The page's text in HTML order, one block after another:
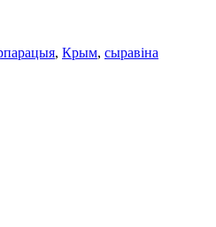
, Крым, сыравіна